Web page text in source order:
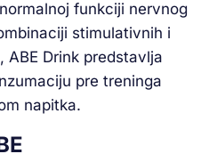
funkciji nervnog
stimulativnih i
Drink predstavlja
pre treninga
napitka.